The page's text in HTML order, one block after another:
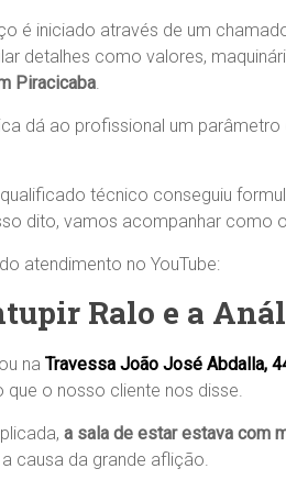
é iniciado através de um
detalhes como valores,
Piracicaba.
dá ao profissional um
técnico conseguiu
dito, vamos acompanhar como
atendimento no YouTube:
Ralo e a
na Travessa João José Abdalla,
que o nosso cliente nos disse.
a sala de estar estava com
causa da grande aflição.